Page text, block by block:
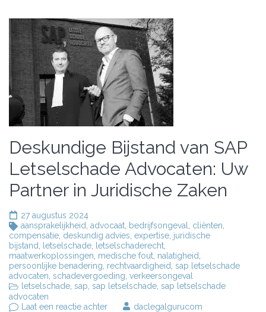
Deskundige Bijstand van SAP
Letselschade Advocaten: Uw
Partner in Juridische Zaken
27 augustus 2024
aansprakelijkheid advocaat bedrijfsongeval cliënten
compensatie deskundig advies expertise juridische
bijstand
letselschade letselschaderecht
maatwerkoplossingen medische fout nalatigheid
persoonlijke benadering rechtvaardigheid sap letselschade
advocaten schadevergoeding verkeersongeval
letselschade sap sap letselschade sap letselschade
advocaten
Laat een reactie achterop
daclegalgurucom